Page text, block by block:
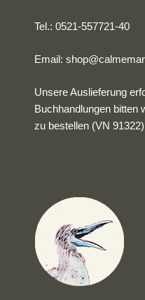
Tel.: 0521-557721-40
Email:
Unsere Auslieferung
Buchhandlungen bitten
zu bestellen (VN